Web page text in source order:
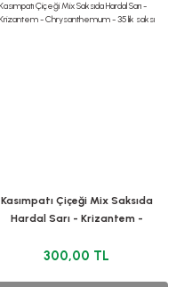
Kasımpatı Çiçeği Mix Saksıda
Hardal Sarı - Krizantem -
300,00 TL